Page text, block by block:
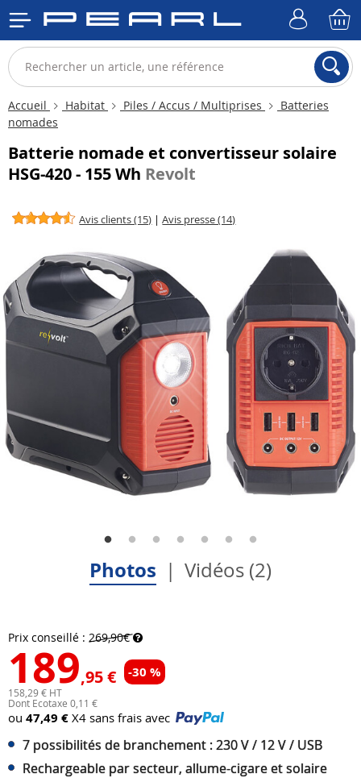
Accueil Habitat Piles / Accus / Multiprises
Batteries
nomades
Batterie nomade et convertisseur solaire
HSG-420 - 155 Wh Revolt
Avis clients (15) |Avis presse (14)
Photos Vidéos (2)
Prix conseillé : 269,90€
189,95 € -30 %
158,29 € HT
Dont Ecotaxe 0,11 €
ou 47,49 € X4 sans frais avec
7 possibilités de branchement : 230 V / 12 V / USB
Rechargeable par secteur, allume-cigare et solaire